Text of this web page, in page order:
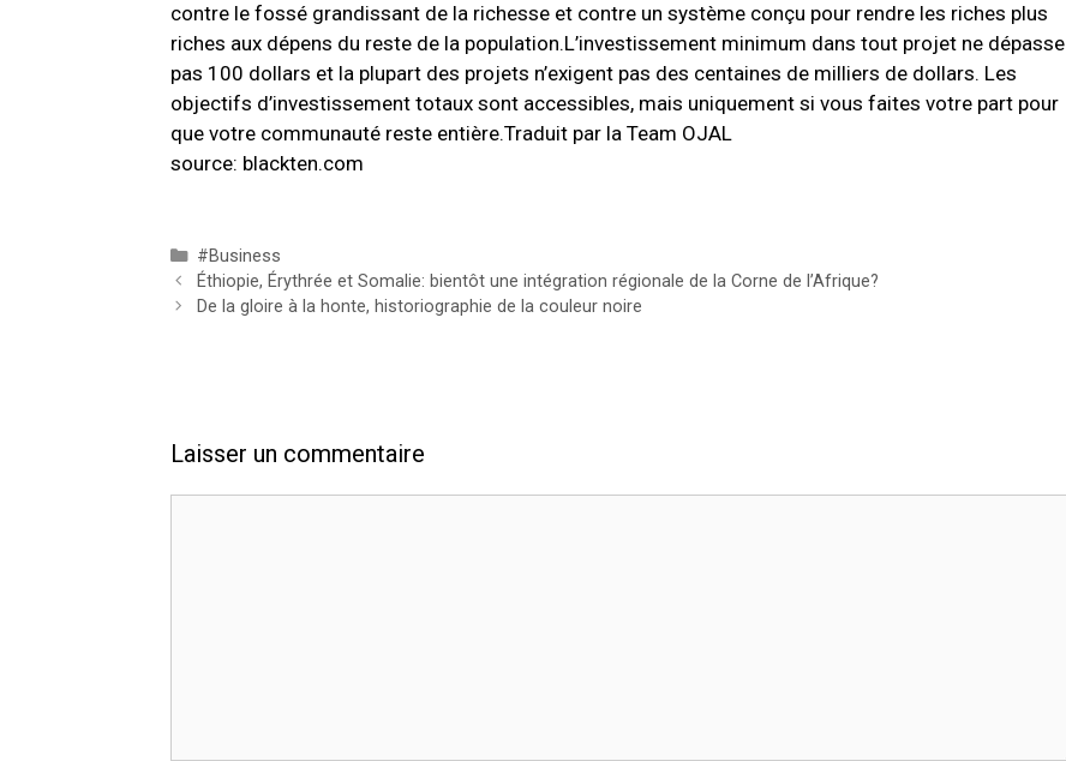
contre le fossé grandissant de la richesse et contre un système conçu pour rendre les riches plus
riches aux dépens du reste de la population.L’investissement minimum dans tout projet ne dépasse
pas 100 dollars et la plupart des projets n’exigent pas des centaines de milliers de dollars. Les
objectifs d’investissement totaux sont accessibles, mais uniquement si vous faites votre part pour
que votre communauté reste entière.Traduit par la Team OJAL
source: blackten.com
#Business
Éthiopie, Érythrée et Somalie: bientôt une intégration régionale de la Corne de l’Afrique?
De la gloire à la honte, historiographie de la couleur noire
Laisser un commentaire